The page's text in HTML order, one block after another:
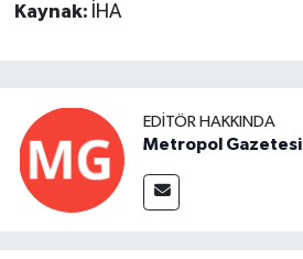
Kaynak: İHA
EDITÖR HAKKINDA
Metropol Gazetesi